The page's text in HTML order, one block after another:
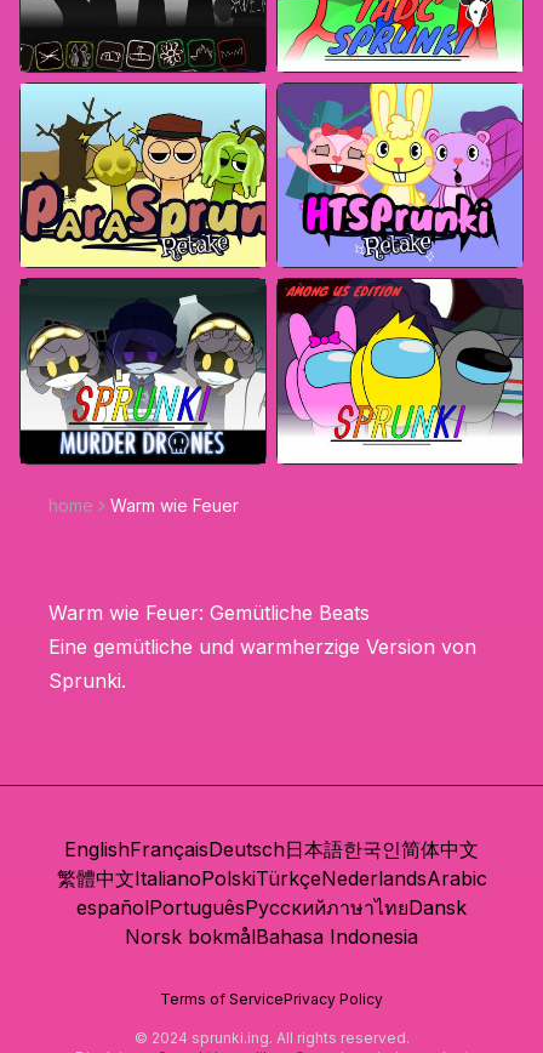
home Warm wie Feuer
Warm wie Feuer: Gemütliche Beats
Eine gemütliche und warmherzige Version von
Sprunki.
EnglishFrançaisDeutsch日本語한국인简体中文
繁體中文ItalianoPolskiTürkçeNederlandsArabic
españolPortuguêsРусскийภาษาไทยDansk
Norsk bokmålBahasa Indonesia
Terms of ServicePrivacy Policy
© 2024 sprunki.ing. All rights reserved.